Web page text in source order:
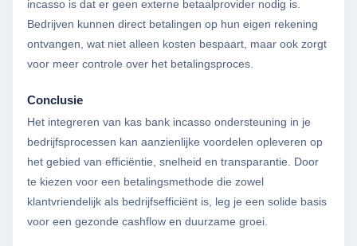
incasso is dat er geen externe betaalprovider nodig is.
Bedrijven kunnen direct betalingen op hun eigen rekening
ontvangen, wat niet alleen kosten bespaart, maar ook zorgt
voor meer controle over het betalingsproces.
Conclusie
Het integreren van kas bank incasso ondersteuning in je
bedrijfsprocessen kan aanzienlijke voordelen opleveren op
het gebied van efficiëntie, snelheid en transparantie. Door
te kiezen voor een betalingsmethode die zowel
klantvriendelijk als bedrijfsefficiënt is, leg je een solide basis
voor een gezonde cashflow en duurzame groei.